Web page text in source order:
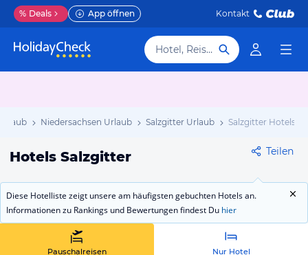
% Deals App öffnen Kontakt
Hotel, Reiseziel
Niedersachsen Urlaub Salzgitter Urlaub Salzgitter Hotels
Hotels Salzgitter Teilen
Diese Hotelliste zeigt unsere am häufigsten gebuchten Hotels an.
Informationen zu Rankings und Bewertungen findest Du hier
Pauschalreisen Nur Hotel